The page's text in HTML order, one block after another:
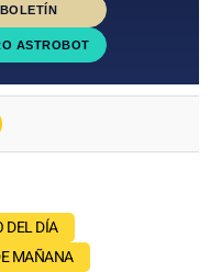
ASTROBOT
DEL DÍA
MAÑANA